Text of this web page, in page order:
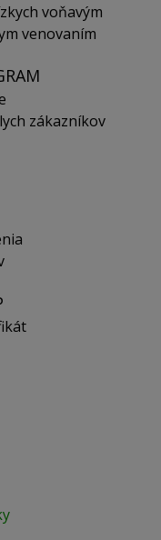
voňavým
venovaním
zákazníkov